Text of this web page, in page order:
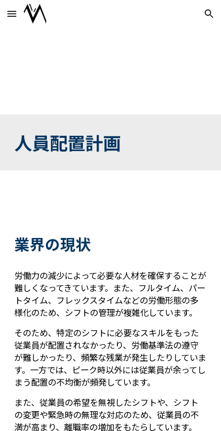
Skip to main content Skip to navigation
人員配置計画
業界の現状
労働力の減少によって必要な人材を確保することが
難しくなってきています。また、フルタイム、パー
トタイム、フレックスタイムなどの労働形態の多
様化のため、シフトの管理が複雑化しています。
そのため、特定のシフトに必要なスキルをもった
従業員が配置されなかったり、労働基準法の遵守
が難しかったり、頻繁な残業が発生したりしていま
す。一方では、ピーク時以外には従業員が余ってし
まう配置の不均衡が頻発しています。
また、従業員の希望を無視したシフトや、シフト
の変更や緊急時の無理な対応のため、従業員の不
満が高まり、離職率の増加をもたらしています。